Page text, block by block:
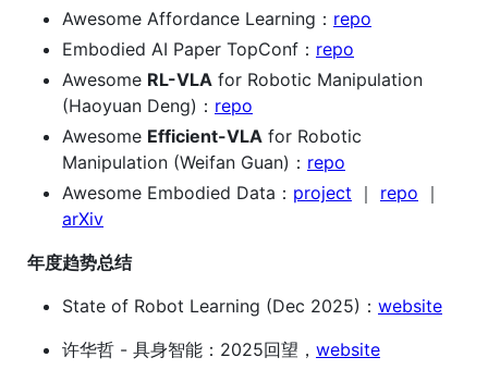
Awesome Affordance Learning： repo
Embodied AI Paper TopConf： repo
Awesome RL-VLA for Robotic Manipulation
(Haoyuan Deng)： repo
Awesome Efficient-VLA for Robotic
Manipulation (Weifan Guan)： repo
Awesome Embodied Data： project ｜ repo ｜
arXiv
年度趋势总结
State of Robot Learning (Dec 2025)： website
许华哲 - 具身智能：2025回望， website